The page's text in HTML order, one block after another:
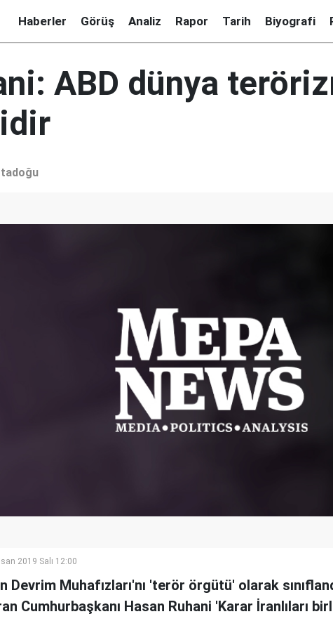
Haberler Görüş Analiz Rapor Tarih Biyografi
ABD dünya
2019 Salı 12:00
Devrim Muhafızları'nı 'terör örgütü' olarak
Cumhurbaşkanı Hasan Ruhani 'Karar İranlıları